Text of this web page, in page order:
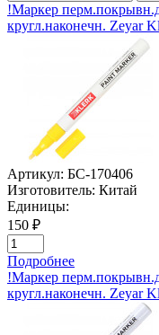
!Маркер
кругл.наконечн.
Артикул: БС-170406
Изготовитель: Китай
Единицы:
150 ₽
Подробнее
!Маркер
кругл.наконечн.